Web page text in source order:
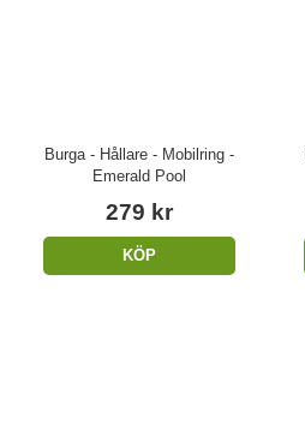
Burga - Hållare - Mobilring -
Emerald Pool
279 kr
KÖP